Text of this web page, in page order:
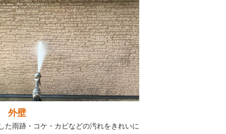
外壁
た雨跡・コケ・カビなどの汚れをきれいに